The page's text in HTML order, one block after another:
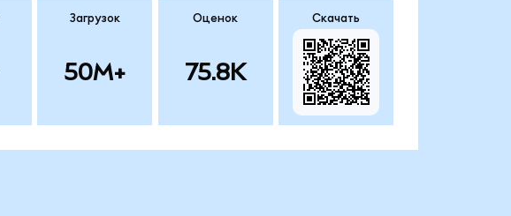
Загрузок
50M+
Оценок
75.8K
Скачать